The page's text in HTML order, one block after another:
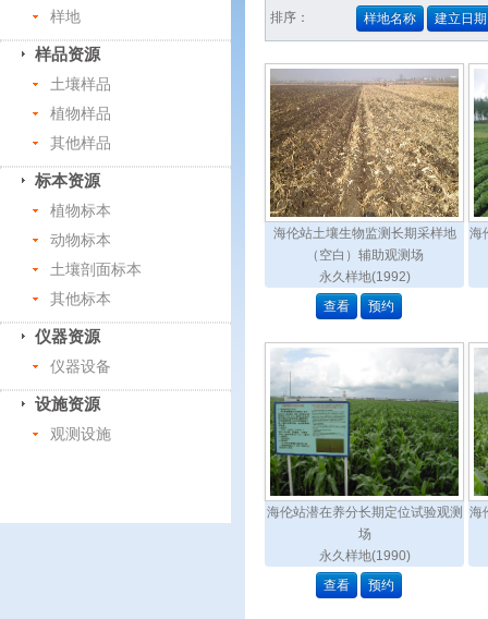
样地
样品资源
土壤样品
植物样品
其他样品
标本资源
植物标本
动物标本
土壤剖面标本
其他标本
仪器资源
仪器设备
设施资源
观测设施
排序： 样地名称 建立日期
海伦站土壤生物监测长期采样地
（空白）辅助观测场
永久样地(1992)
查看
预约
海
海伦站潜在养分长期定位试验观测
场
永久样地(1990)
查看
预约
海